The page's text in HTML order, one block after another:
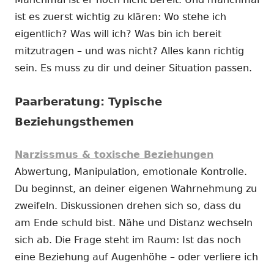
ist es zuerst wichtig zu klären: Wo stehe ich
eigentlich? Was will ich? Was bin ich bereit
mitzutragen – und was nicht? Alles kann richtig
sein. Es muss zu dir und deiner Situation passen.
Paarberatung: Typische
Beziehungsthemen
Narzissmus & toxische Beziehungen
Abwertung, Manipulation, emotionale Kontrolle.
Du beginnst, an deiner eigenen Wahrnehmung zu
zweifeln. Diskussionen drehen sich so, dass du
am Ende schuld bist. Nähe und Distanz wechseln
sich ab. Die Frage steht im Raum: Ist das noch
eine Beziehung auf Augenhöhe – oder verliere ich